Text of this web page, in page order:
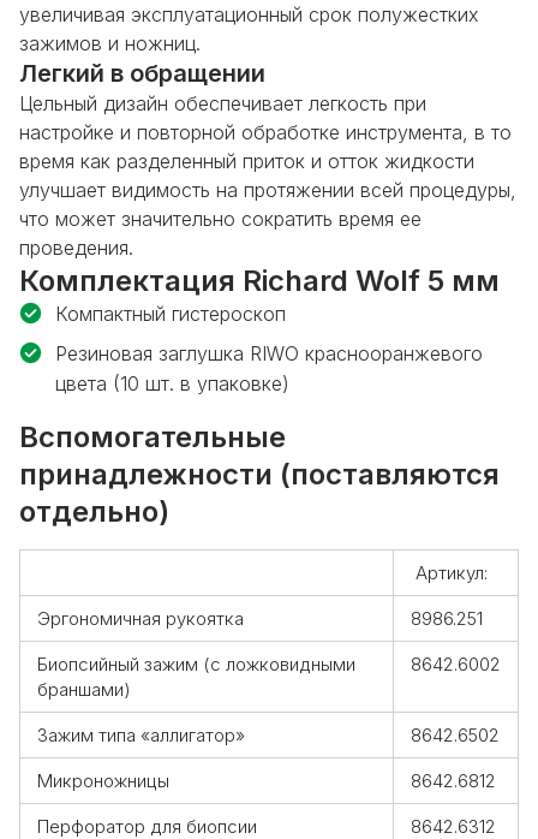
увеличивая эксплуатационный срок полужестких
зажимов и ножниц.
Легкий в обращении
Цельный дизайн обеспечивает легкость при
настройке и повторной обработке инструмента, в то
время как разделенный приток и отток жидкости
улучшает видимость на протяжении всей процедуры,
что может значительно сократить время ее
проведения.
Комплектация Richard Wolf 5 мм
Компактный гистероскоп
Резиновая заглушка RIWO краснооранжевого
цвета (10 шт. в упаковке)
Вспомогательные
принадлежности (поставляются
отдельно)
Артикул:
Эргономичная рукоятка
8986.251
Биопсийный зажим (с ложковидными
браншами)
8642.6002
Зажим типа «аллигатор»
8642.6502
Микроножницы
8642.6812
Перфоратор для биопсии
8642.6312